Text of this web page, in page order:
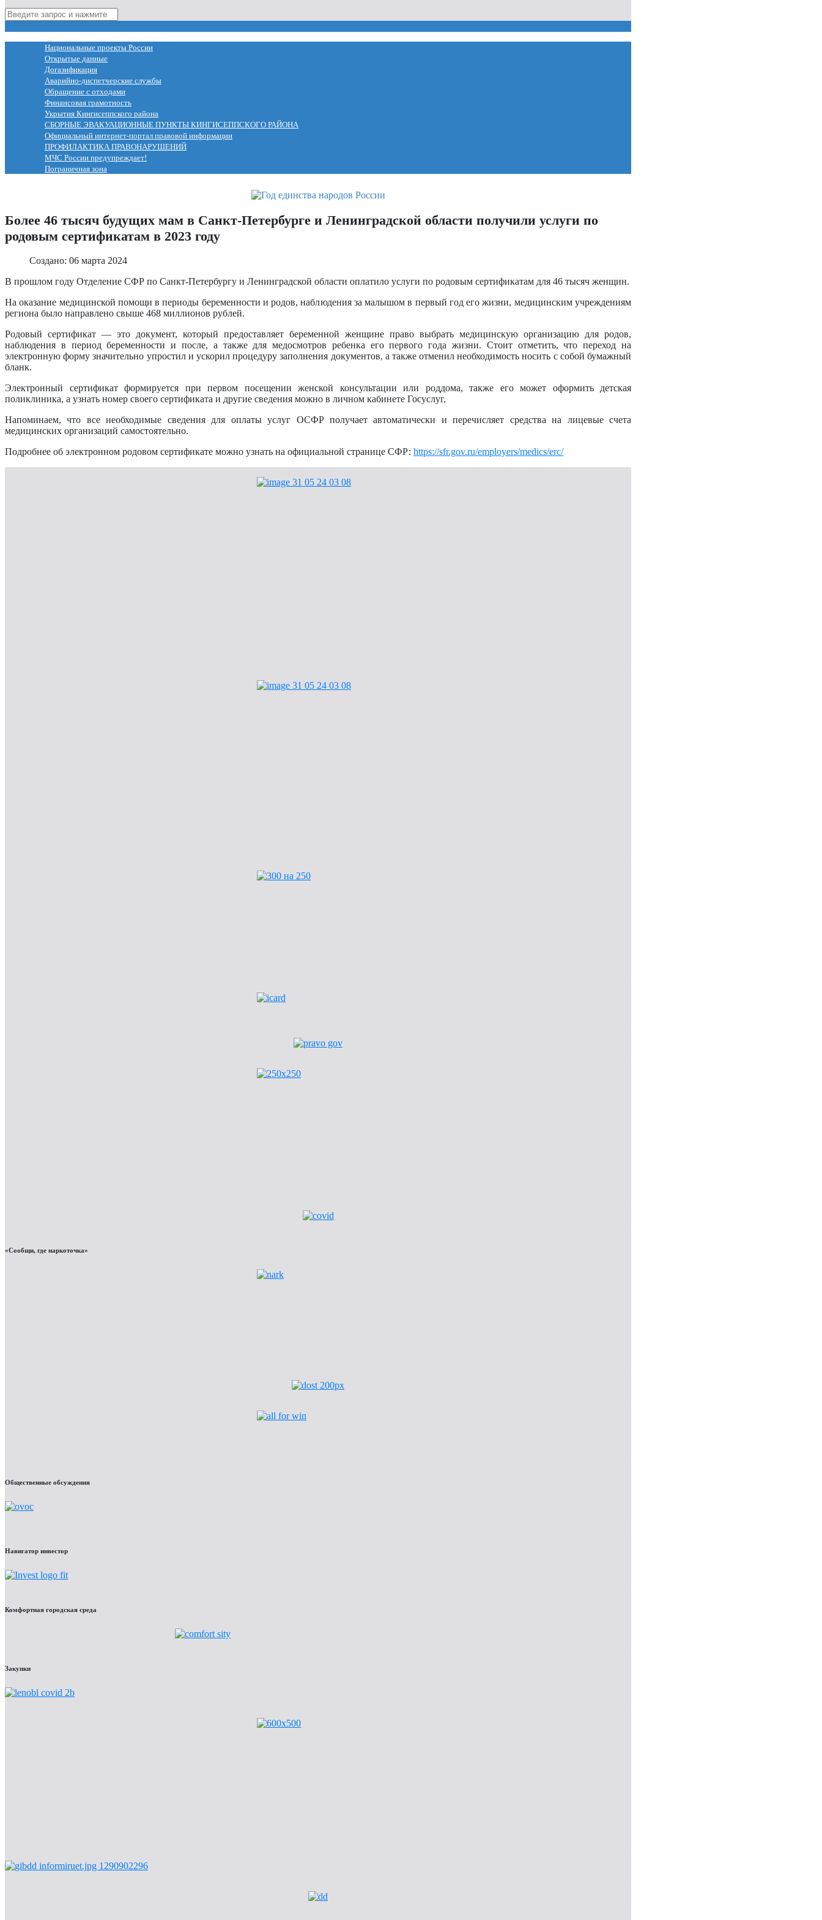
Национальные проекты России
Открытые данные
Догазификация
Аварийно-диспетчерские службы
Обращение с отходами
Финансовая грамотность
Укрытия Кингисеппского района
СБОРНЫЕ ЭВАКУАЦИОННЫЕ ПУНКТЫ КИНГИСЕППСКОГО РАЙОНА
Официальный интернет-портал правовой информации
ПРОФИЛАКТИКА ПРАВОНАРУШЕНИЙ
МЧС России предупреждает!
Пограничная зона
Более 46 тысяч будущих мам в Санкт-Петербурге и Ленинградской области получили услуги по
родовым сертификатам в 2023 году
Создано: 06 марта 2024
В прошлом году Отделение СФР по Санкт-Петербургу и Ленинградской области оплатило услуги по родовым сертификатам для 46 тысяч женщин.
На оказание медицинской помощи в периоды беременности и родов, наблюдения за малышом в первый год его жизни, медицинским учреждениям
региона было направлено свыше 468 миллионов рублей.
Родовый сертификат — это документ, который предоставляет беременной женщине право выбрать медицинскую организацию для родов,
наблюдения в период беременности и после, а также для медосмотров ребенка его первого года жизни. Стоит отметить, что переход на
электронную форму значительно упростил и ускорил процедуру заполнения документов, а также отменил необходимость носить с собой бумажный
бланк.
Электронный сертификат формируется при первом посещении женской консультации или роддома, также его может оформить детская
поликлиника, а узнать номер своего сертификата и другие сведения можно в личном кабинете Госуслуг,
Напоминаем, что все необходимые сведения для оплаты услуг ОСФР получает автоматически и перечисляет средства на лицевые счета
медицинских организаций самостоятельно.
Подробнее об электронном родовом сертификате можно узнать на официальной странице СФР: https://sfr.gov.ru/employers/medics/erc/
«Сообщи, где наркоточка»
Общественные обсуждения
Навигатор инвестор
Комфортная городская среда
Закупки